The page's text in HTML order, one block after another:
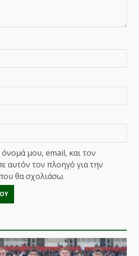
μου, email, και τον
αυτόν τον πλοηγό για την
θα σχολιάσω.